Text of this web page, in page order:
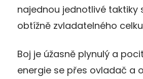
najednou jednotlivé taktiky
obtížně zvladatelného
Boj je úžasně plynulý a
energie se přes ovladač a